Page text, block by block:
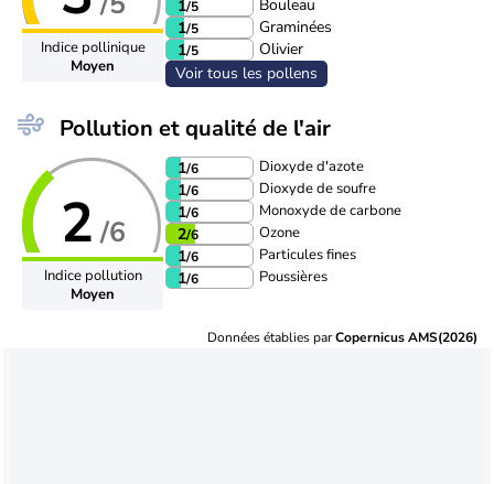
Indice pollinique
Moyen
1/5
Bouleau
1/5
Graminées
1/5
Olivier
Voir tous les pollens
Pollution et qualité de l'air
2 /6
Indice pollution
Moyen
1/6 Dioxyde d'azote
1/6 Dioxyde de soufre
1/6 Monoxyde de carbone
2/6 Ozone
1/6 Particules fines
1/6 Poussières
Données établies parCopernicus AMS(2026)